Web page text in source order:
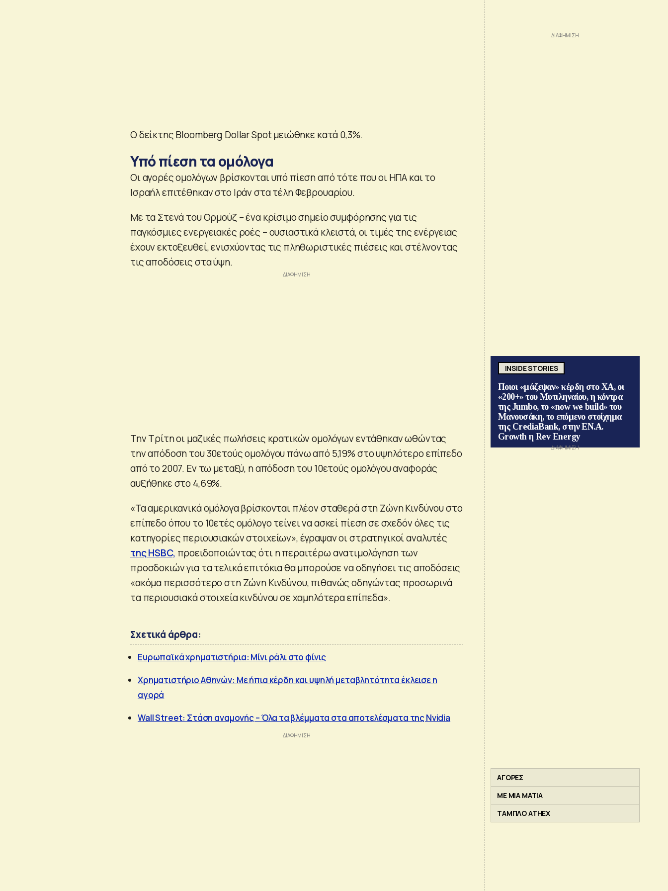
Ο δείκτης Bloomberg Dollar Spot μειώθηκε κατά 0,3%.
Υπό πίεση τα ομόλογα
Οι αγορές ομολόγων βρίσκονται υπό πίεση από τότε που οι ΗΠΑ και το
Ισραήλ επιτέθηκαν στο Ιράν στα τέλη Φεβρουαρίου.
Με τα Στενά του Ορμούζ – ένα κρίσιμο σημείο συμφόρησης για τις
παγκόσμιες ενεργειακές ροές – ουσιαστικά κλειστά, οι τιμές της ενέργειας
έχουν εκτοξευθεί, ενισχύοντας τις πληθωριστικές πιέσεις και στέλνοντας
τις αποδόσεις στα ύψη.
Την Τρίτη οι μαζικές πωλήσεις κρατικών ομολόγων εντάθηκαν ωθώντας
την απόδοση του 30ετούς ομολόγου πάνω από 5,19% στο υψηλότερο επίπεδο
από το 2007. Εν τω μεταξύ, η απόδοση του 10ετούς ομολόγου αναφοράς
αυξήθηκε στο 4,69%.
«Τα αμερικανικά ομόλογα βρίσκονται πλέον σταθερά στη Ζώνη Κινδύνου στο
επίπεδο όπου το 10ετές ομόλογο τείνει να ασκεί πίεση σε σχεδόν όλες τις
κατηγορίες περιουσιακών στοιχείων», έγραψαν οι στρατηγικοί αναλυτές
της HSBC, προειδοποιώντας ότι η περαιτέρω ανατιμολόγηση των
προσδοκιών για τα τελικά επιτόκια θα μπορούσε να οδηγήσει τις αποδόσεις
«ακόμα περισσότερο στη Ζώνη Κινδύνου, πιθανώς οδηγώντας προσωρινά
τα περιουσιακά στοιχεία κινδύνου σε χαμηλότερα επίπεδα».
Σχετικά άρθρα:
Ευρωπαϊκά χρηματιστήρια: Μίνι ράλι στο φίνις
Χρηματιστήριο Αθηνών: Με ήπια κέρδη και υψηλή μεταβλητότητα έκλεισε η
αγορά
Wall Street: Στάση αναμονής – Όλα τα βλέμματα στα αποτελέσματα της Nvidia
INSIDE STORIES
Ποιοι «μάζεψαν» κέρδη στο ΧΑ, οι
«200+» του Μυτιληναίου, η κόντρα
της Jumbo, το «now we build» του
Μανουσάκη, το επόμενο στοίχημα
της CrediaBank, στην ΕΝ.Α.
Growth η Rev Energy
ΑΓΟΡΕΣ
ΜΕ ΜΙΑ ΜΑΤΙΑ
ΤΑΜΠΛΟ ATHEX